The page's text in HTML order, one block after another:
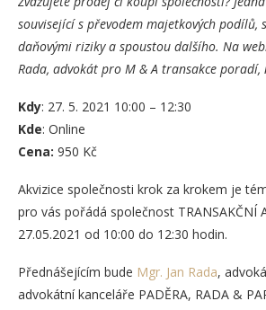
související s převodem majetkových podílů,
daňovými riziky a spoustou dalšího. Na
Rada, advokát pro M & A transakce poradí,
Kdy: 27. 5. 2021 10:00 – 12:30
Kde: Online
Cena: 950 Kč
Akvizice společnosti krok za krokem je
pro vás pořádá společnost TRANSAKČNÍ
27.05.2021 od 10:00 do 12:30 hodin.
Přednášejícím bude Mgr. Jan Rada,
advokátní kanceláře PADĚRA, RADA &